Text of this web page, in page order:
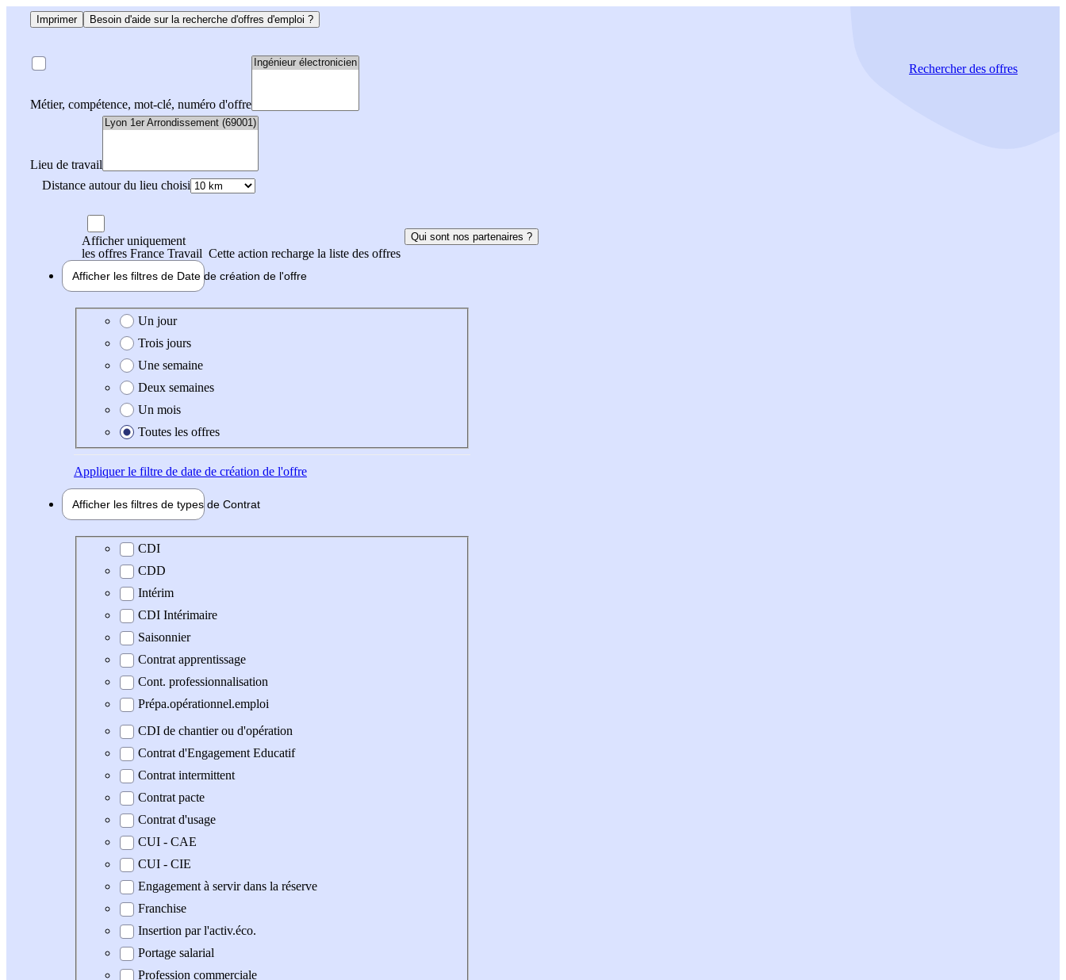
Imprimer Besoin d'aide sur la recherche d'offres d'emploi ?
Métier, compétence, mot-clé, numéro d'offre
Lieu de travail
Distance autour du lieu choisi
Rechercherdes offres
Afficher uniquement
les offres France Travail Cette action recharge la liste des offres
Qui sont nos partenaires ?
Afficher les filtres de Date de création de l'offre
Date de création de l'offre
Un jour
Trois jours
Une semaine
Deux semaines
Un mois
Toutes les offres
Appliquerle filtre de date de création de l'offre
Afficher les filtres de types de Contrat
Type de contrat
CDI
CDD
Intérim
CDI Intérimaire
Saisonnier
Contrat apprentissage
Cont. professionnalisation
Prépa.opérationnel.emploi
CDI de chantier ou d'opération
Contrat d'Engagement Educatif
Contrat intermittent
Contrat pacte
Contrat d'usage
CUI - CAE
CUI - CIE
Engagement à servir dans la réserve
Franchise
Insertion par l'activ.éco.
Portage salarial
Profession commerciale